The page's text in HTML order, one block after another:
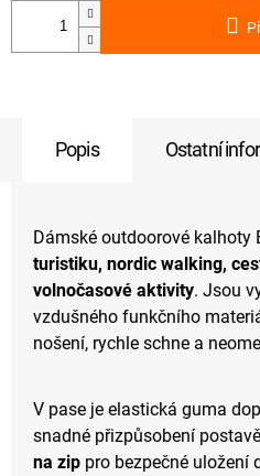
Popis Ostatní
Dámské outdoorové kalhoty
turistiku, nordic walking,
volnočasové aktivity. Jsou
vzdušného funkčního
nošení, rychle schne a
V pase je elastická guma
snadné přizpůsobení
na zip pro bezpečné uložení